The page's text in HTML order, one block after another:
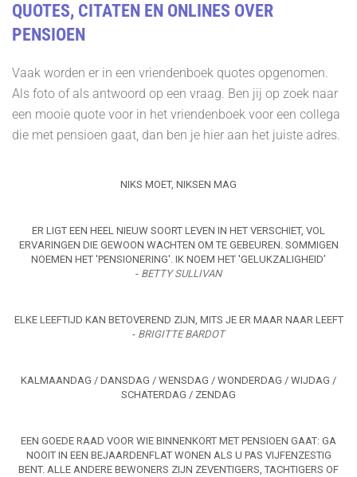
QUOTES, CITATEN EN ONLINES OVER
PENSIOEN
Vaak worden er in een vriendenboek quotes opgenomen.
Als foto of als antwoord op een vraag. Ben jij op zoek naar
een mooie quote voor in het vriendenboek voor een collega
die met pensioen gaat, dan ben je hier aan het juiste adres.
NIKS MOET, NIKSEN MAG
ER LIGT EEN HEEL NIEUW SOORT LEVEN IN HET VERSCHIET, VOL
ERVARINGEN DIE GEWOON WACHTEN OM TE GEBEUREN. SOMMIGEN
NOEMEN HET 'PENSIONERING'. IK NOEM HET 'GELUKZALIGHEID’
- BETTY SULLIVAN
ELKE LEEFTIJD KAN BETOVEREND ZIJN, MITS JE ER MAAR NAAR LEEFT
- BRIGITTE BARDOT
KALMAANDAG / DANSDAG / WENSDAG / WONDERDAG / WIJDAG /
SCHATERDAG / ZENDAG
EEN GOEDE RAAD VOOR WIE BINNENKORT MET PENSIOEN GAAT: GA
NOOIT IN EEN BEJAARDENFLAT WONEN ALS U PAS VIJFENZESTIG
BENT. ALLE ANDERE BEWONERS ZIJN ZEVENTIGERS, TACHTIGERS OF